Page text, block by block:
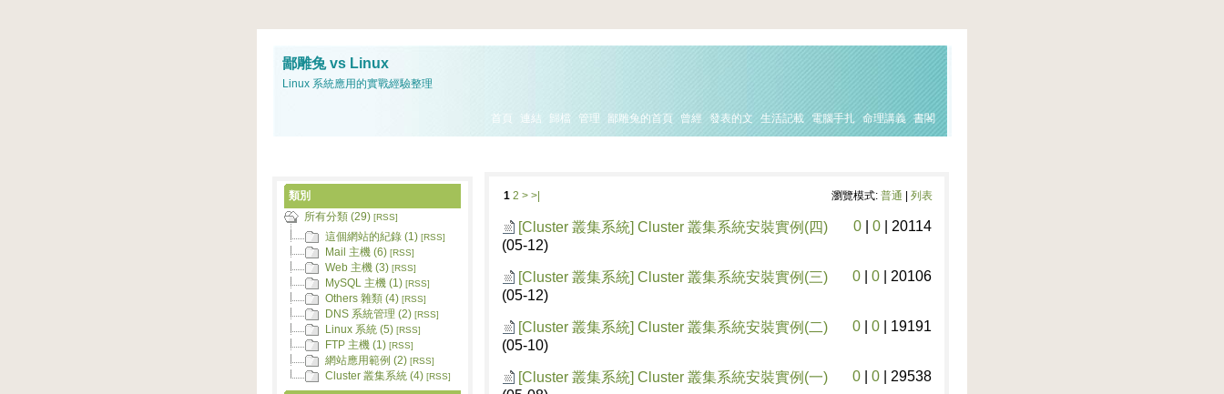
鄙雕兔 vs Linux
Linux 系統應用的實戰經驗整理
首頁 連結 歸檔 管理 鄙雕兔的首頁 曾經 發表的文 生活記載 電腦手扎 命理講義 書閣
1 2 > >| 瀏覽模式: 普通 列表
[Cluster 叢集系統] Cluster 叢集系統安裝實例(四)
(05-12)
0 0 20114
[Cluster 叢集系統] Cluster 叢集系統安裝實例(三)
(05-12)
0 0 20106
[Cluster 叢集系統] Cluster 叢集系統安裝實例(二)
(05-10)
0 0 19191
[Cluster 叢集系統] Cluster 叢集系統安裝實例(一)
0 0 29538
類別
所有分類 (29) [RSS]
這個網站的紀錄 (1) [RSS]
Mail 主機 (6) [RSS]
Web 主機 (3) [RSS]
MySQL 主機 (1) [RSS]
Others 雜類 (4) [RSS]
DNS 系統管理 (2) [RSS]
Linux 系統 (5) [RSS]
FTP 主機 (1) [RSS]
網站應用範例 (2) [RSS]
Cluster 叢集系統 (4) [RSS]